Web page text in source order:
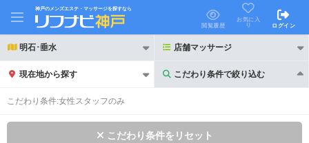
神戸のメンズエステ・マッサージを探すなら
閲覧履歴
お気に入
り
ログイン
明石･垂水 店舗マッサージ
現在地から探す こだわり条件で絞り込む
こだわり条件で絞り込む
こだわり条件:女性スタッフのみ
こだわり条件をリセット